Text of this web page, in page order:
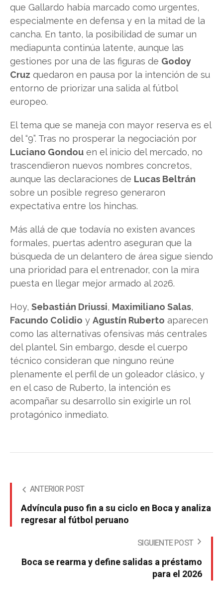
que Gallardo había marcado como urgentes,
especialmente en defensa y en la mitad de la
cancha. En tanto, la posibilidad de sumar un
mediapunta continúa latente, aunque las
gestiones por una de las figuras de Godoy
Cruz quedaron en pausa por la intención de su
entorno de priorizar una salida al fútbol
europeo.
El tema que se maneja con mayor reserva es el
del “9”. Tras no prosperar la negociación por
Luciano Gondou en el inicio del mercado, no
trascendieron nuevos nombres concretos,
aunque las declaraciones de Lucas Beltrán
sobre un posible regreso generaron
expectativa entre los hinchas.
Más allá de que todavía no existen avances
formales, puertas adentro aseguran que la
búsqueda de un delantero de área sigue siendo
una prioridad para el entrenador, con la mira
puesta en llegar mejor armado al 2026.
Hoy, Sebastián Driussi, Maximiliano Salas,
Facundo Colidio y Agustín Ruberto aparecen
como las alternativas ofensivas más centrales
del plantel. Sin embargo, desde el cuerpo
técnico consideran que ninguno reúne
plenamente el perfil de un goleador clásico, y
en el caso de Ruberto, la intención es
acompañar su desarrollo sin exigirle un rol
protagónico inmediato.
ANTERIOR POST
Advíncula puso fin a su ciclo en Boca y analiza
regresar al fútbol peruano
SIGUIENTE POST
Boca se rearma y define salidas a préstamo
para el 2026